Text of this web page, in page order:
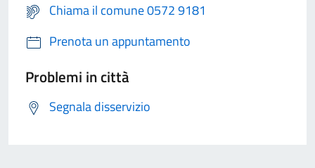
Chiama il comune 0572 9181
Prenota un appuntamento
Problemi in città
Segnala disservizio